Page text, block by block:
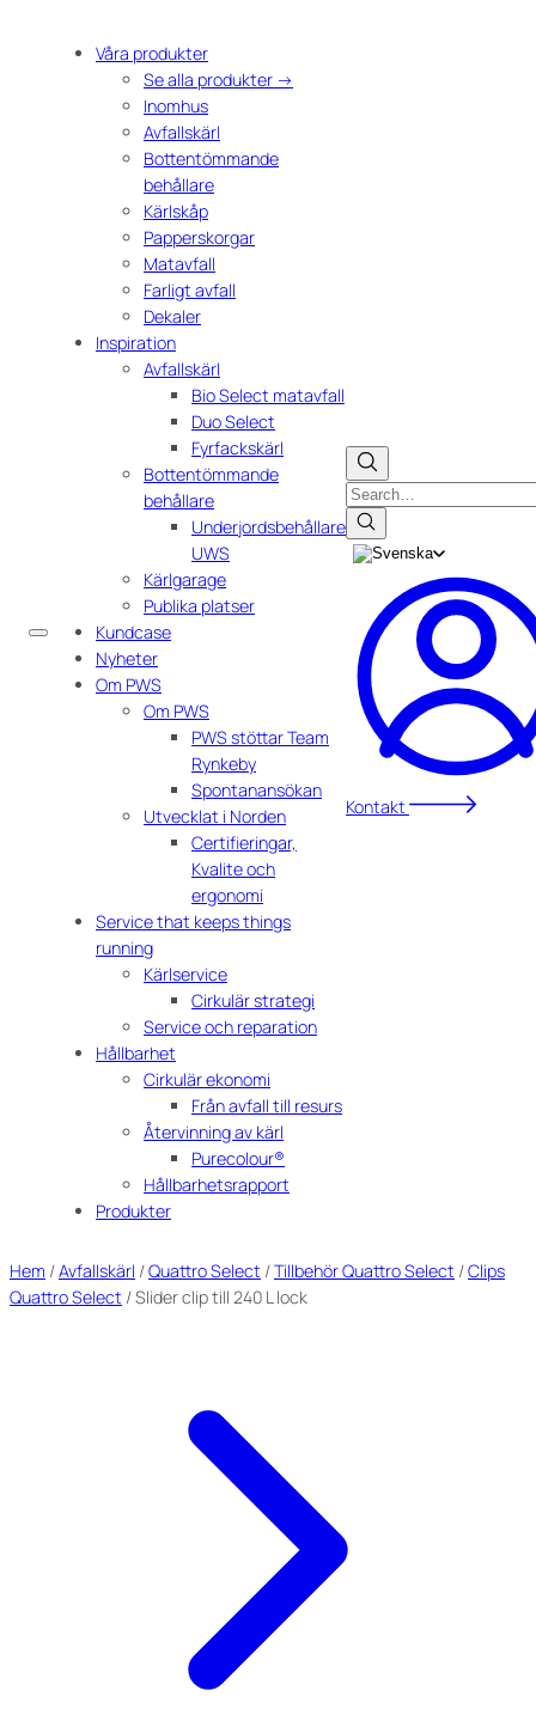
Våra produkter
Se alla produkter →
Inomhus
Avfallskärl
Bottentömmande
behållare
Kärlskåp
Papperskorgar
Matavfall
Farligt avfall
Dekaler
Inspiration
Avfallskärl
Bio Select matavfall
Duo Select
Fyrfackskärl
Bottentömmande
behållare
Underjordsbehållare
UWS
Kärlgarage
Publika platser
Kundcase
Nyheter
Om PWS
Om PWS
PWS stöttar Team
Rynkeby
Spontanansökan
Utvecklat i Norden
Certifieringar,
Kvalite och
ergonomi
Service that keeps things
running
Kärlservice
Cirkulär strategi
Service och reparation
Hållbarhet
Cirkulär ekonomi
Från avfall till resurs
Återvinning av kärl
Purecolour®
Hållbarhetsrapport
Produkter
Search
Kontakt
Hem /Avfallskärl /Quattro Select /Tillbehör Quattro Select /Clips
Quattro Select / Slider clip till 240 L lock